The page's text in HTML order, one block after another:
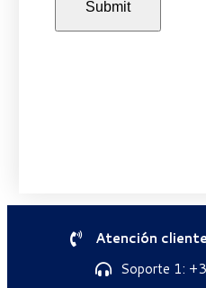
Atención cliente
Soporte 1: